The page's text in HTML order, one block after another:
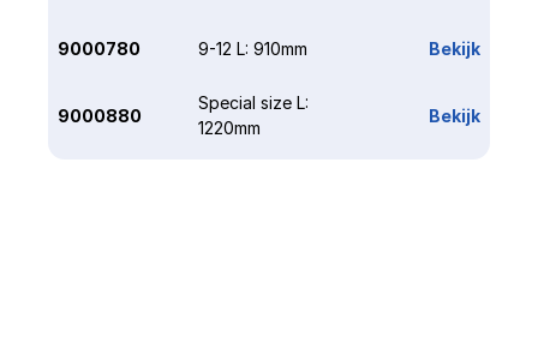
9000780 9-12 L: 910mm Bekijk
9000880
Special size L:
1220mm
Bekijk